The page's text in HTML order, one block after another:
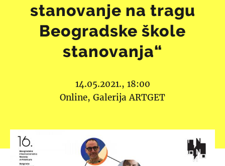
stanovanje na tragu
Beogradske škole
stanovanja“
14.05.2021., 18:00
Online Galerija ARTGET